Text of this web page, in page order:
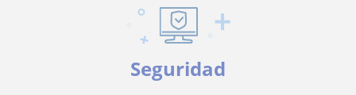
Seguridad